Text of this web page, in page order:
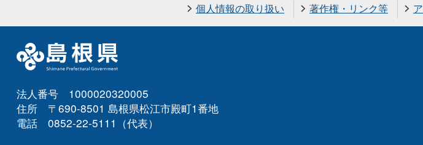
個人情報の取り扱い 著作権・リンク等
法人番号 1000020320005
住所 〒690-8501 島根県松江市殿町1番地
電話 0852-22-5111（代表）